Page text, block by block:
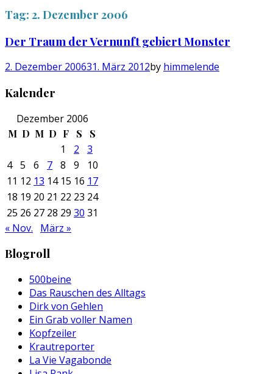
Tag: 2. Dezember 2006
Der Traum der Vernunft gebiert Monster
2. Dezember 200631. März 2012by himmelende
Kalender
Dezember 2006
M D M D F S S
1 2
3
4 5 6 7 8 9
10
11 12 13 14 15 16 17
18 19 20 21 22 23 24
25 26 27 28 29 30 31
« Nov.
März »
Blogroll
500beine
Das Rauschen des Alltags
Dirk von Gehlen
Ein Grab voller Namen
Kopfzeiler
Krautreporter
La Vie Vagabonde